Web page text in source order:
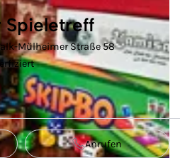
Spieletreff
Mülheimer Straße 58
Anrufen